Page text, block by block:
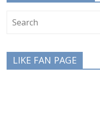
LIKE FAN PAGE